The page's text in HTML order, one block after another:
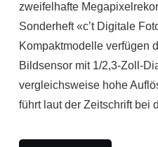
zweifelhafte
Sonderheft «c’t Digitale
Kompaktmodelle verfügen
Bildsensor mit 1/2,3-Zoll-
vergleichsweise hohe
führt laut der Zeitschrift bei